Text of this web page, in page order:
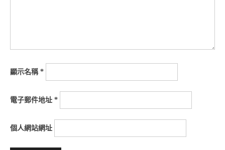
顯示名稱*
電子郵件地址 *
個人網站網址